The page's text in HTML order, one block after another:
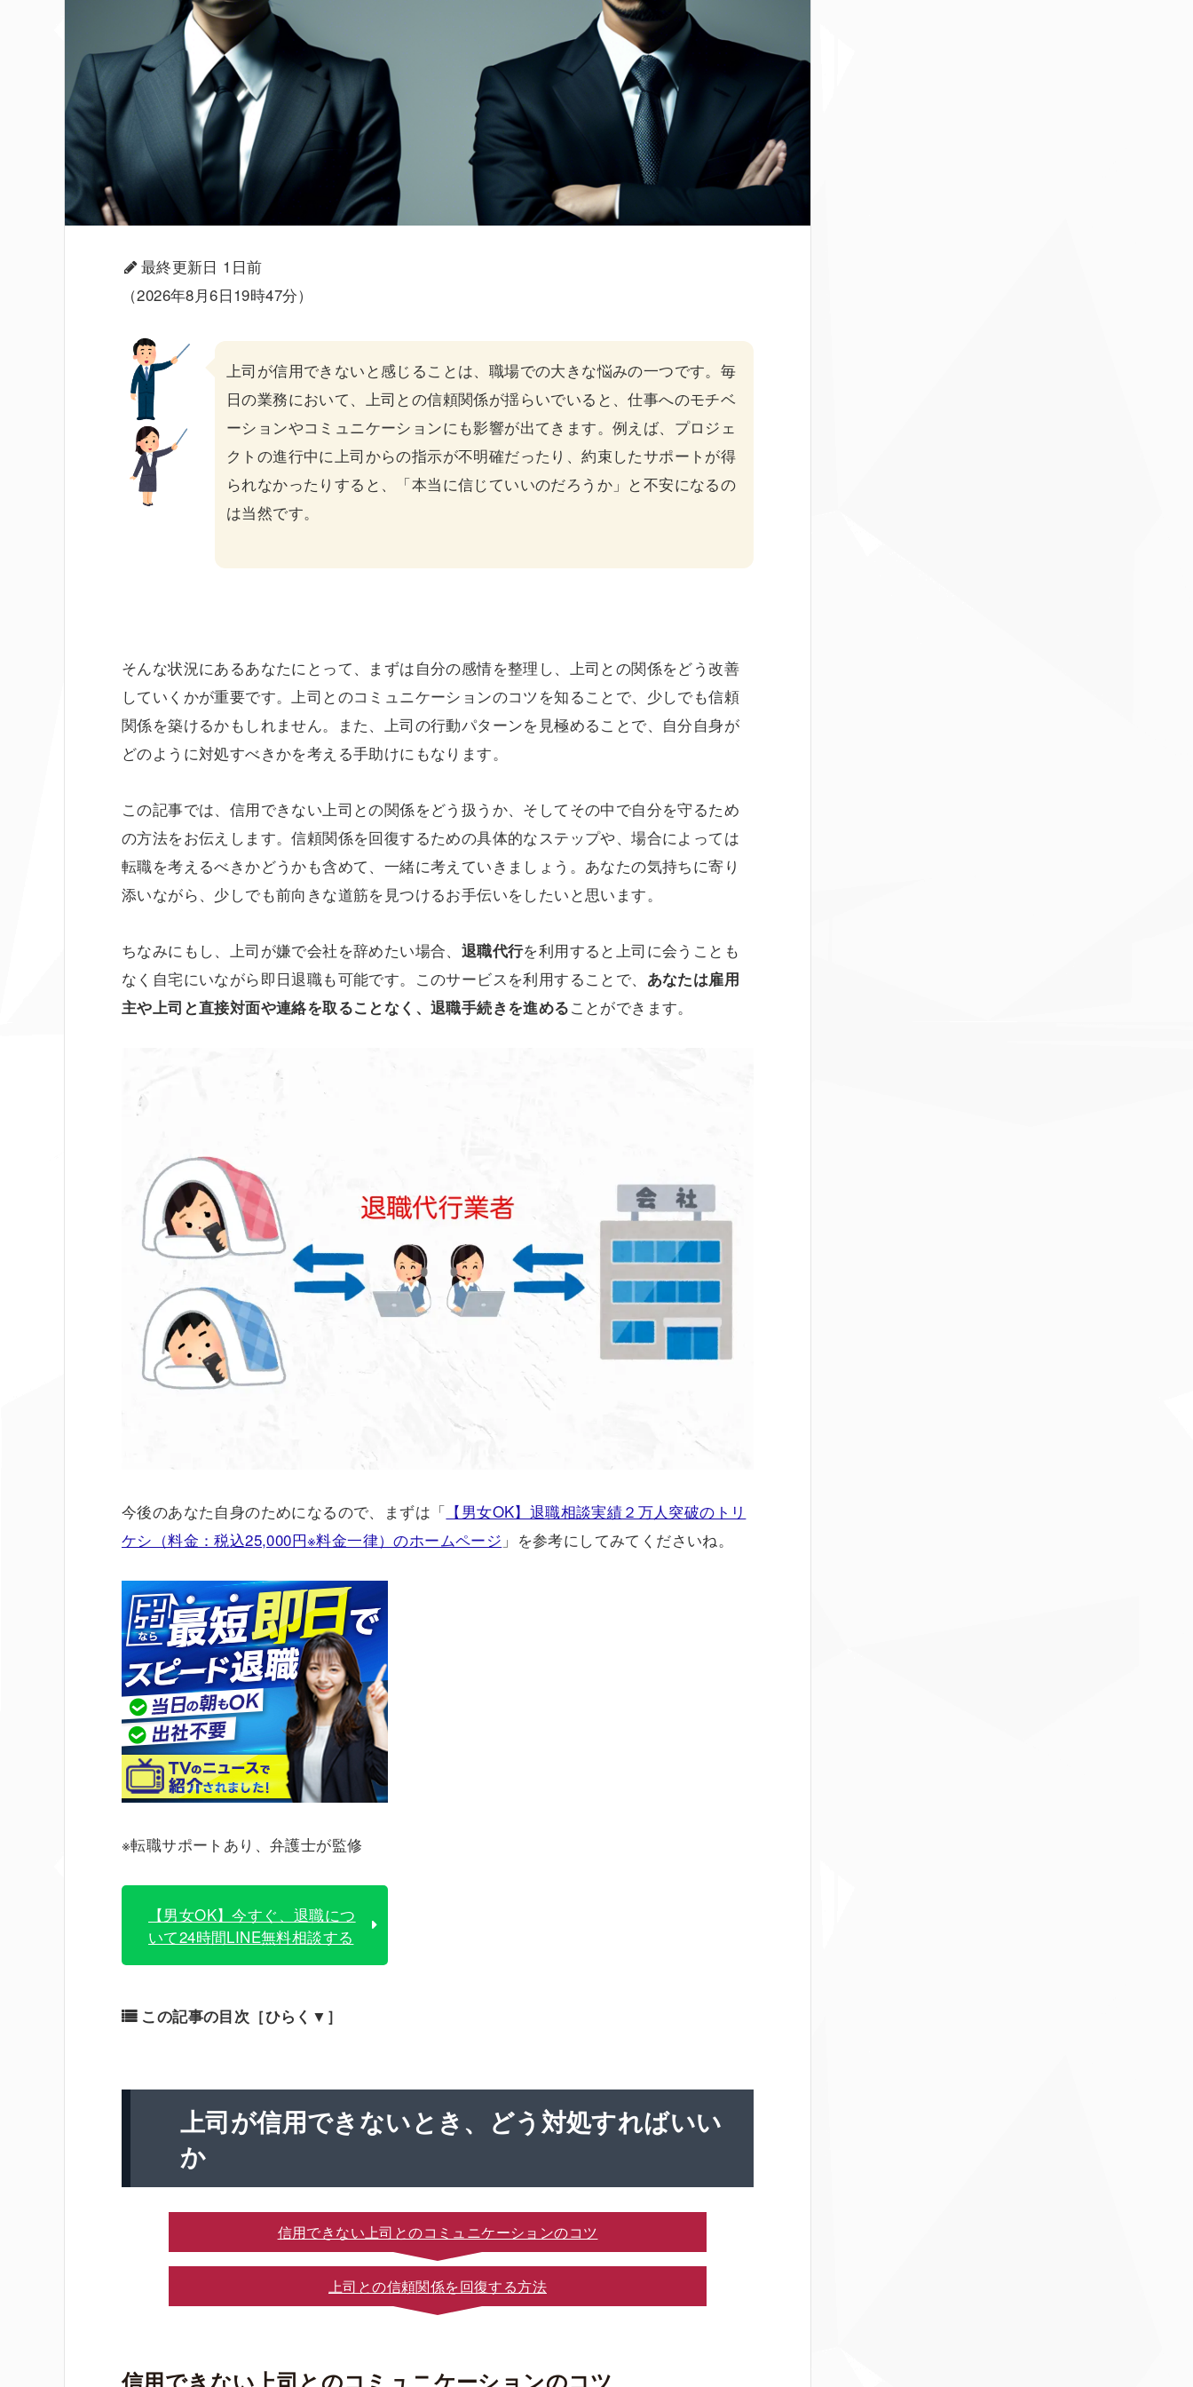
最終更新日 1日前
（2026年8月6日19時47分）
上司 が信用できない と感じることは、職場での大きな悩みの一つです。毎
日の業務において、上司との信頼関係が揺らいでいると、仕事へのモチベ
ーションやコミュニケーションにも影響が出てきます。例えば、プロジェ
クトの進行中に上司からの指示が不明確だったり、約束したサポートが得
られなかったりすると、「本当に信じていいのだろうか」と不安になるの
は当然です。
そんな状況にあるあなたにとって、まずは自分の感情を整理し、上司との関係をどう改善
していくかが重要です。上司とのコミュニケーションのコツを知ることで、少しでも信頼
関係を築けるかもしれません。また、上司の行動パターンを見極めることで、自分自身が
どのように対処すべきかを考える手助けにもなります。
この記事では、信用できない上司との関係をどう扱うか、そしてその中で自分を守るため
の方法をお伝えします。信頼関係を回復するための具体的なステップや、場合によっては
転職を考えるべきかどうかも含めて、一緒に考えていきましょう。あなたの気持ちに寄り
添いながら、少しでも前向きな道筋を見つけるお手伝いをしたいと思います。
ちなみにもし、上司が嫌で会社を辞めたい場合、 退職代行を利用すると上司に会うことも
なく自宅にいながら即日退職も可能です。このサービスを利用することで、 あなたは雇用
主や上司と直接対面や連絡を取ることなく、退職手続きを進めることができます。
今後のあなた自身のためになるので、まずは「 【男女OK】退職相談実績２万人突破のトリ
ケシ（料金：税込25,000円※料金一律）のホームページ 」を参考にしてみてくださいね。
※転職サポートあり、弁護士が監修
【男女OK】今すぐ、退職につ
いて24時間LINE無料相談する
この記事の目次 ［ひらく▼］
上司が信用できないとき、どう対処すればいい
か
信用できない上司とのコミュニケーションのコツ
上司との信頼関係を回復する方法
信用できない上司とのコミュニケーションのコツ